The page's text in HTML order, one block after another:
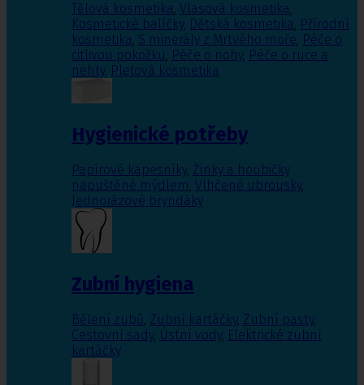
Tělová kosmetika, Vlasová kosmetika,
Kosmetické balíčky, Dětská kosmetika, Přírodní
kosmetika, S minerály z Mrtvého moře, Péče o
citlivou pokožku, Péče o nohy, Péče o ruce a
nehty, Pleťová kosmetika
Hygienické potřeby
Papírové kapesníky, Žínky a houbičky
napuštěné mýdlem, Vlhčené ubrousky,
Jednorázové bryndáky
Zubní hygiena
Bělení zubů, Zubní kartáčky, Zubní pasty,
Cestovní sady, Ústní vody, Elektrické zubní
kartáčky